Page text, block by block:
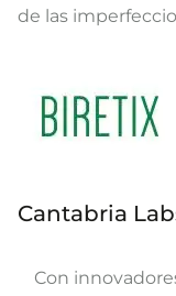
de las
Cantabria
Con